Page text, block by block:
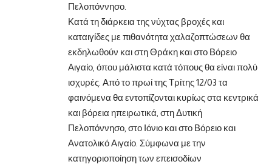
Πελοπόννησο.
Κατά τη διάρκεια της νύχτας βροχές και
καταιγίδες με πιθανότητα χαλαζοπτώσεων θα
εκδηλωθούν και στη Θράκη και στο Βόρειο
Αιγαίο, όπου μάλιστα κατά τόπους θα είναι πολύ
ισχυρές. Από το πρωί της Τρίτης 12/03 τα
φαινόμενα θα εντοπίζονται κυρίως στα κεντρικά
και βόρεια ηπειρωτικά, στη Δυτική
Πελοπόννησο, στο Ιόνιο και στο Βόρειο και
Ανατολικό Αιγαίο. Σύμφωνα με την
κατηγοριοποίηση των επεισοδίων